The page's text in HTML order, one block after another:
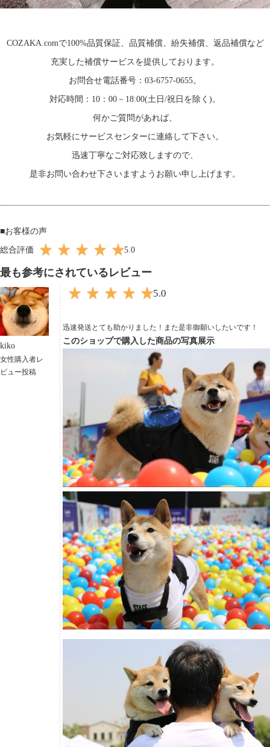
COZAKA.comで100%品質保証、品質補償、紛失補償、返品補償など
充実した補償サービスを提供しております。
お問合せ電話番号：03-6757-0655。
対応時間：10：00－18:00(土日/祝日を除く)。
何かご質問があれば、
お気軽にサービスセンターに連絡して下さい。
迅速丁寧なご対応致しますので、
是非お問い合わせ下さいますようお願い申し上げます。
■お客様の声
総合評価 5.0
最も参考にされているレビュー
kiko
女性購入者レ
ビュー投稿
5.0
迅速発送とても助かりました！また是非御願いしたいです！
このショップで購入した商品の写真展示